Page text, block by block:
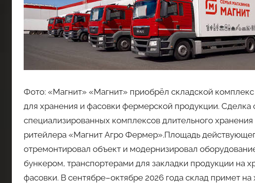
Фото: «Магнит» «Магнит» приобрёл складской
для хранения и фасовки фермерской продукции. Сделка
специализированных комплексов длительного
ритейлера «Магнит Агро Фермер».Площадь
отремонтировал объект и модернизировал
бункером, транспортерами для закладки продукции на
фасовки. В сентябре–октябре 2026 года склад примет